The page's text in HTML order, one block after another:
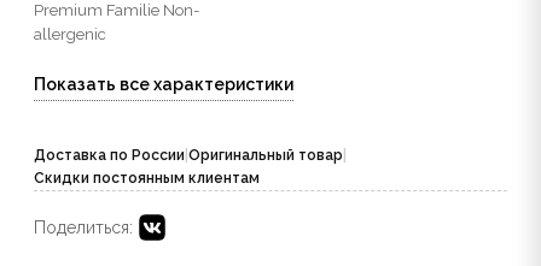
Premium Familie Non-
allergenic
Показать все характеристики
Доставка по России Оригинальный товар
Скидки постоянным клиентам
Поделиться: